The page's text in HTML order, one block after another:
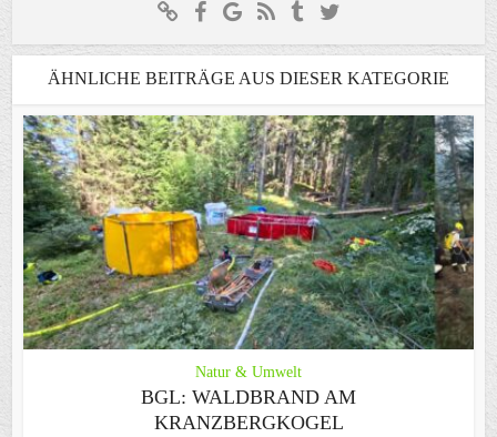
ÄHNLICHE BEITRÄGE AUS DIESER KATEGORIE
Natur & Umwelt
BGL: WALDBRAND AM
KRANZBERGKOGEL